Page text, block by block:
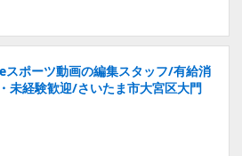
スポーツ動画の編集スタッフ/有給消
未経験歓迎/さいたま市大宮区大門